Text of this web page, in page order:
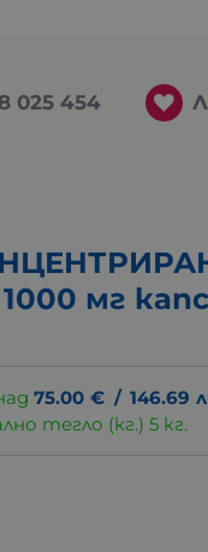
025 454
мг
75.00 € / 146.69
тегло (кг.) 5 кг.